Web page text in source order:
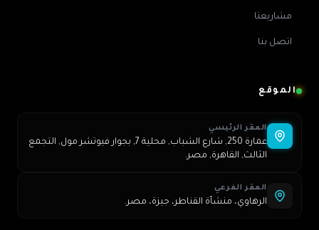
مشاريعنا
اتصل بنا
الموقع
المقر الرئيسي
عمارة 250, شارع الشباب, محلية 7, بجوار فيوتشر مول, التجمع
الثالث, القاهرة, مصر.
المقر الفرعي
الرهاوي، منشأة القناطر، جيزة، مصر.